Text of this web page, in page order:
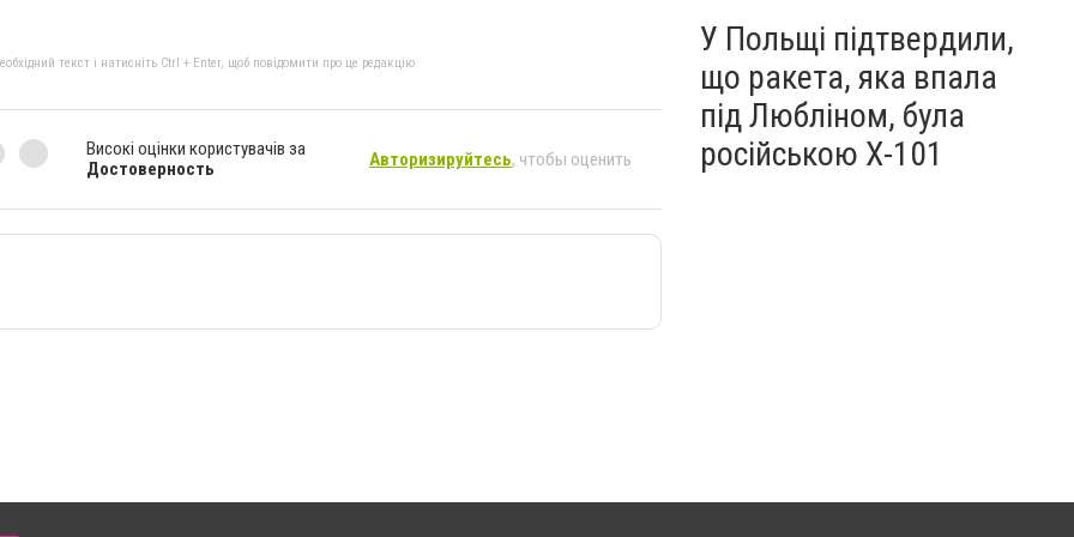
текст і натисніть Ctrl + Enter, щоб повідомити про це редакцію
Високі оцінки користувачів за
Достоверность
Авторизируйтесь, чтобы оценить
У Польщі підтвердили,
що ракета, яка впала
під Любліном, була
російською Х-101